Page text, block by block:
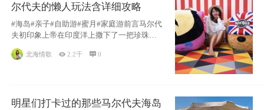
尔代夫的懒人玩法含详细攻略
#海岛#亲子#自助游#蜜月#家庭游前言马尔代
夫初印象上帝在印度洋上撒下了一把珍珠，
北海情歌 2.2千 0
明星们打卡过的那些马尔代夫海岛